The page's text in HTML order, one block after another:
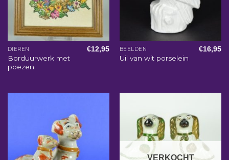
DIEREN
Borduurwerk met
poezen
€12,95 BEELDEN
Uil van wit porselein
€16,95
VERKOCHT